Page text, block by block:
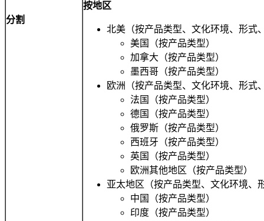
分割
按地区
北美（按产品类型、文化环境、形式
美国（按产品类型）
加拿大（按产品类型）
墨西哥（按产品类型）
欧洲（按产品类型、文化环境、形式
法国（按产品类型）
德国（按产品类型）
俄罗斯（按产品类型）
西班牙（按产品类型）
英国（按产品类型）
欧洲其他地区（按产品类型）
亚太地区（按产品类型、文化环境、
中国（按产品类型）
印度（按产品类型）